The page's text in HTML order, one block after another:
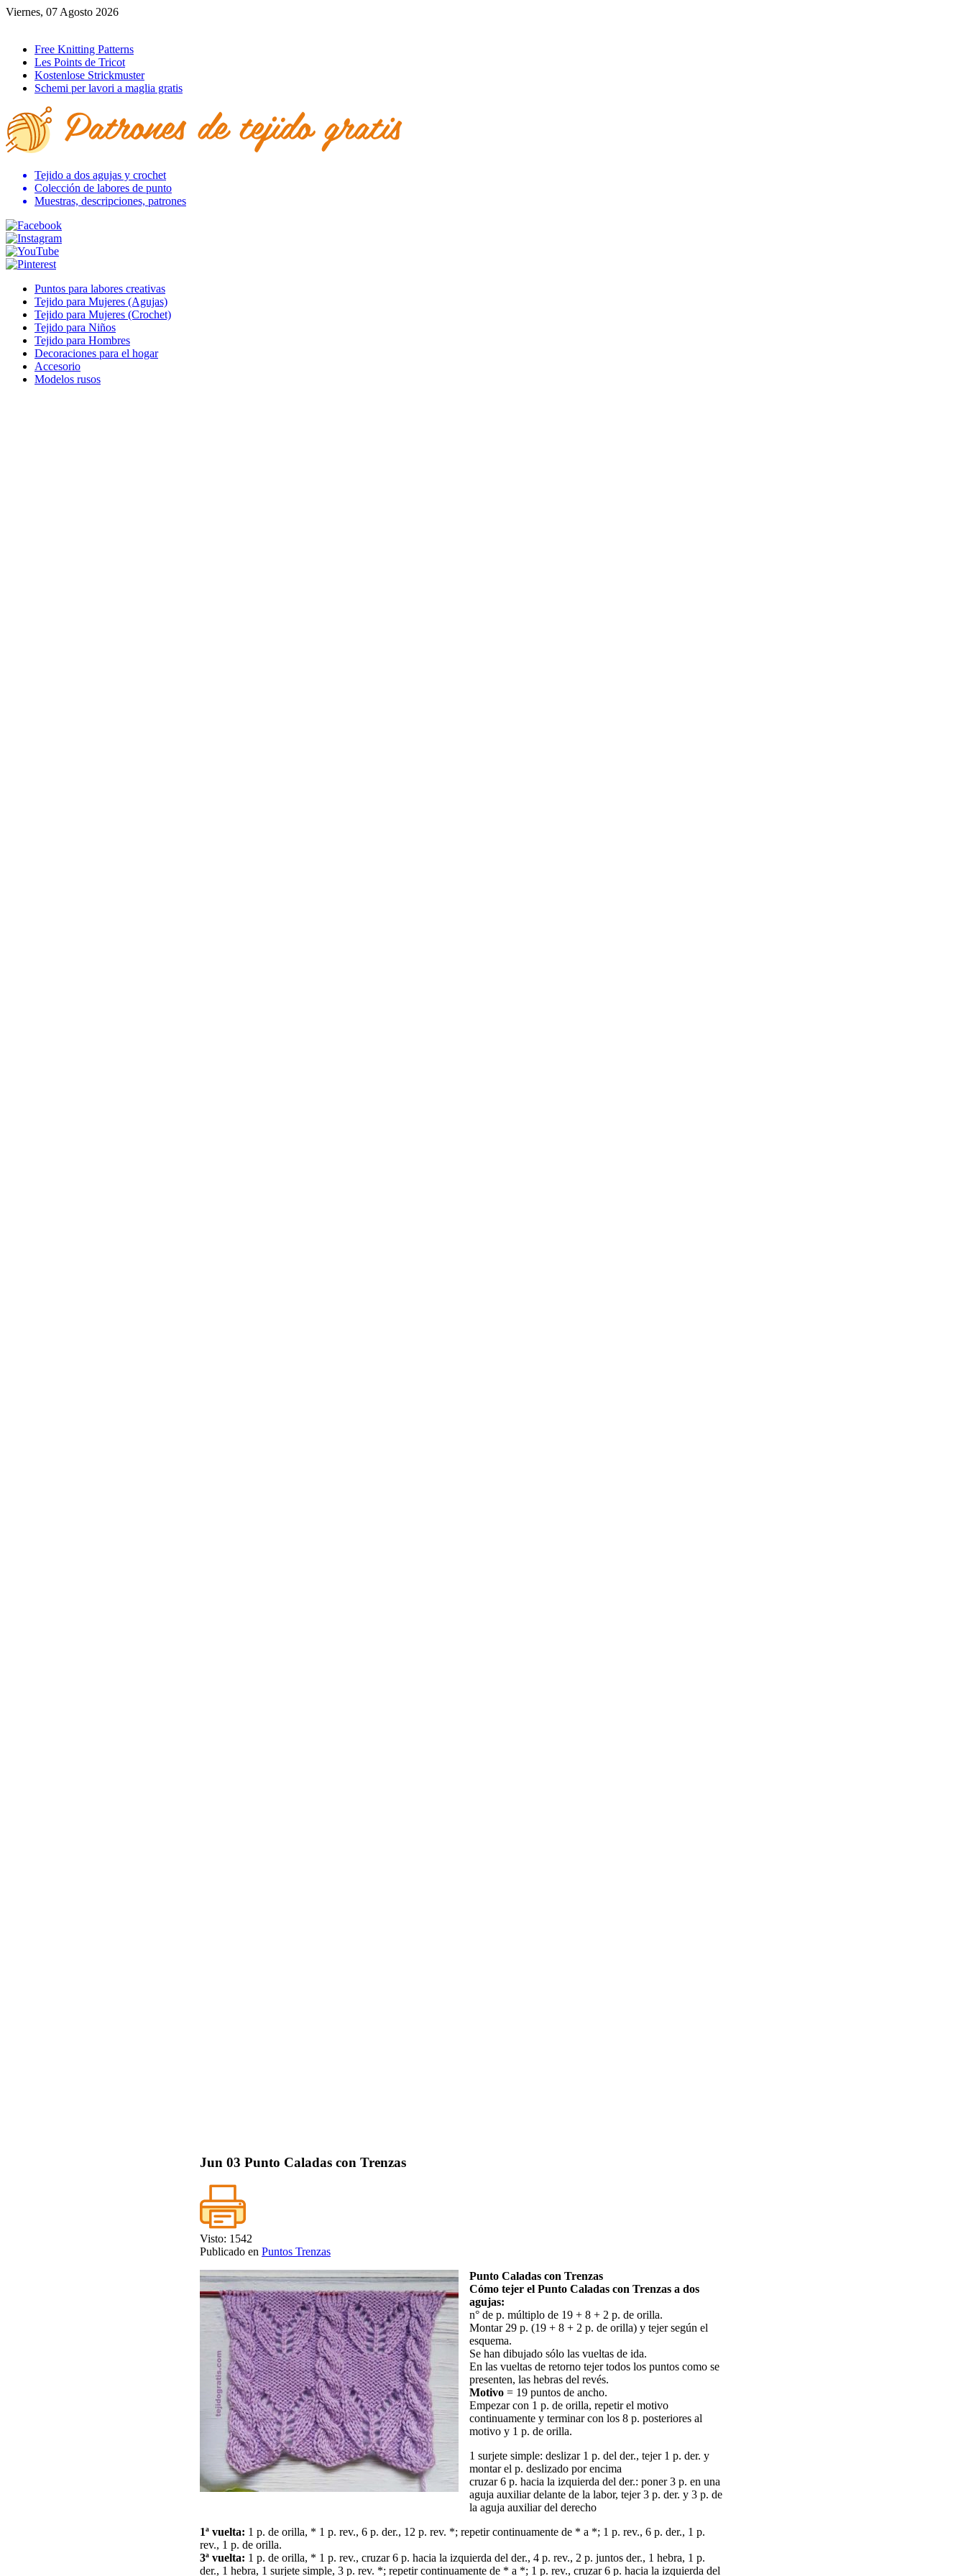
Viernes, 07 Agosto 2026
Free Knitting Patterns
Les Points de Tricot
Kostenlose Strickmuster
Schemi per lavori a maglia gratis
Tejido a dos agujas y crochet
Colección de labores de punto
Muestras, descripciones, patrones
Puntos para labores creativas
Tejido para Mujeres (Agujas)
Tejido para Mujeres (Crochet)
Tejido para Niños
Tejido para Hombres
Decoraciones para el hogar
Accesorio
Modelos rusos
Jun 03 Punto Caladas con Trenzas
Visto: 1542
Publicado en Puntos Trenzas
Punto Caladas con Trenzas
Cómo tejer el Punto Caladas con Trenzas a dos
agujas:
n° de p. múltiplo de 19 + 8 + 2 p. de orilla.
Montar 29 p. (19 + 8 + 2 p. de orilla) y tejer según el
esquema.
Se han dibujado sólo las vueltas de ida.
En las vueltas de retorno tejer todos los puntos como se
presenten, las hebras del revés.
Motivo = 19 puntos de ancho.
Empezar con 1 p. de orilla, repetir el motivo
continuamente y terminar con los 8 p. posteriores al
motivo y 1 p. de orilla.
1 surjete simple: deslizar 1 p. del der., tejer 1 p. der. y
montar el p. deslizado por encima
cruzar 6 p. hacia la izquierda del der.: poner 3 p. en una
aguja auxiliar delante de la labor, tejer 3 p. der. y 3 p. de
la aguja auxiliar del derecho
1ª vuelta: 1 p. de orilla, * 1 p. rev., 6 p. der., 12 p. rev. *; repetir continuamente de * a *; 1 p. rev., 6 p. der., 1 p.
rev., 1 p. de orilla.
3ª vuelta: 1 p. de orilla, * 1 p. rev., cruzar 6 p. hacia la izquierda del der., 4 p. rev., 2 p. juntos der., 1 hebra, 1 p.
der., 1 hebra, 1 surjete simple, 3 p. rev. *; repetir continuamente de * a *; 1 p. rev., cruzar 6 p. hacia la izquierda del